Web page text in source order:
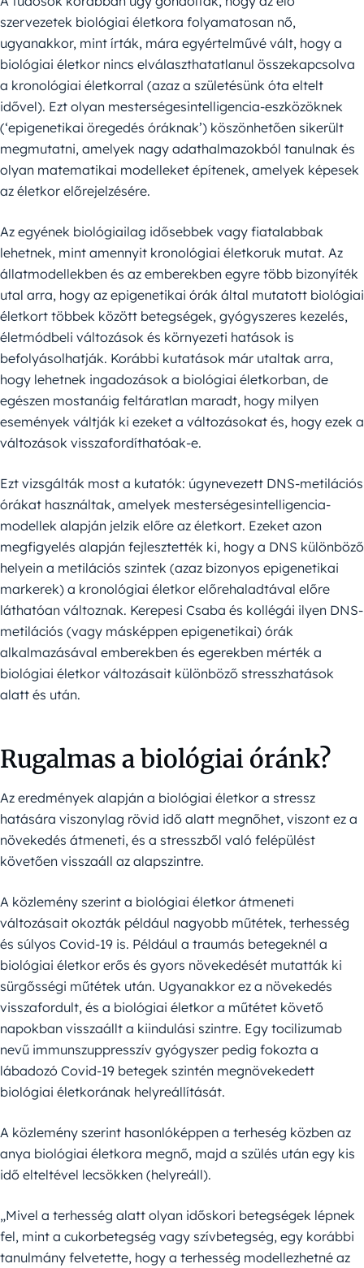
szervezetek biológiai életkora folyamatosan nő,
ugyanakkor, mint írták, mára egyértelművé vált, hogy a
biológiai életkor nincs elválaszthatatlanul összekapcsolva
a kronológiai életkorral (azaz a születésünk óta eltelt
idővel). Ezt olyan mesterségesintelligencia-eszközöknek
(‘epigenetikai öregedés óráknak’) köszönhetően sikerült
megmutatni, amelyek nagy adathalmazokból tanulnak és
olyan matematikai modelleket építenek, amelyek képesek
az életkor előrejelzésére.
Az egyének biológiailag idősebbek vagy fiatalabbak
lehetnek, mint amennyit kronológiai életkoruk mutat. Az
állatmodellekben és az emberekben egyre több bizonyíték
utal arra, hogy az epigenetikai órák által mutatott biológiai
életkort többek között betegségek, gyógyszeres kezelés,
életmódbeli változások és környezeti hatások is
befolyásolhatják. Korábbi kutatások már utaltak arra,
hogy lehetnek ingadozások a biológiai életkorban, de
egészen mostanáig feltáratlan maradt, hogy milyen
események váltják ki ezeket a változásokat és, hogy ezek a
változások visszafordíthatóak-e.
Ezt vizsgálták most a kutatók: úgynevezett DNS-metilációs
órákat használtak, amelyek mesterségesintelligencia-
modellek alapján jelzik előre az életkort. Ezeket azon
megfigyelés alapján fejlesztették ki, hogy a DNS különböző
helyein a metilációs szintek (azaz bizonyos epigenetikai
markerek) a kronológiai életkor előrehaladtával előre
láthatóan változnak. Kerepesi Csaba és kollégái ilyen DNS-
metilációs (vagy másképpen epigenetikai) órák
alkalmazásával emberekben és egerekben mérték a
biológiai életkor változásait különböző stresszhatások
alatt és után.
Rugalmas a biológiai óránk?
Az eredmények alapján a biológiai életkor a stressz
hatására viszonylag rövid idő alatt megnőhet, viszont ez a
növekedés átmeneti, és a stresszből való felépülést
követően visszaáll az alapszintre.
A közlemény szerint a biológiai életkor átmeneti
változásait okozták például nagyobb műtétek, terhesség
és súlyos Covid-19 is. Például a traumás betegeknél a
biológiai életkor erős és gyors növekedését mutatták ki
sürgősségi műtétek után. Ugyanakkor ez a növekedés
visszafordult, és a biológiai életkor a műtétet követő
napokban visszaállt a kiindulási szintre. Egy tocilizumab
nevű immunszuppresszív gyógyszer pedig fokozta a
lábadozó Covid-19 betegek szintén megnövekedett
biológiai életkorának helyreállítását.
A közlemény szerint hasonlóképpen a terheség közben az
anya biológiai életkora megnő, majd a szülés után egy kis
idő elteltével lecsökken (helyreáll).
„Mivel a terhesség alatt olyan időskori betegségek lépnek
fel, mint a cukorbetegség vagy szívbetegség, egy korábbi
tanulmány felvetette, hogy a terhesség modellezhetné az